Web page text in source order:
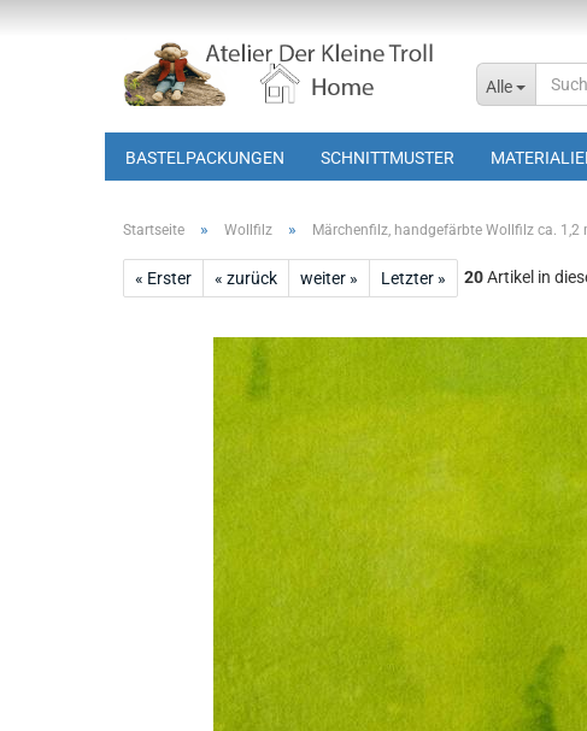
Alle
BASTELPACKUNGEN SCHNITTMUSTER
Startseite » Wollfilz » Märchenfilz, handgefärbte Wollfilz ca. 1,2
« Erster « zurück weiter » Letzter » 20Artikel in